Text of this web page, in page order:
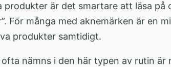
produkter är det smartare att läsa på
För många med aknemärken är en
produkter samtidigt.
nämns i den här typen av rutin är